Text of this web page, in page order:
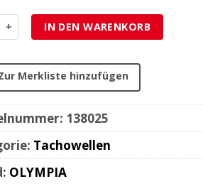
komplett Piaggio Zip Fast Rider Menge
IN DEN WARENKORB
Merkliste hinzufügen
138025
Tachowellen
OLYMPIA